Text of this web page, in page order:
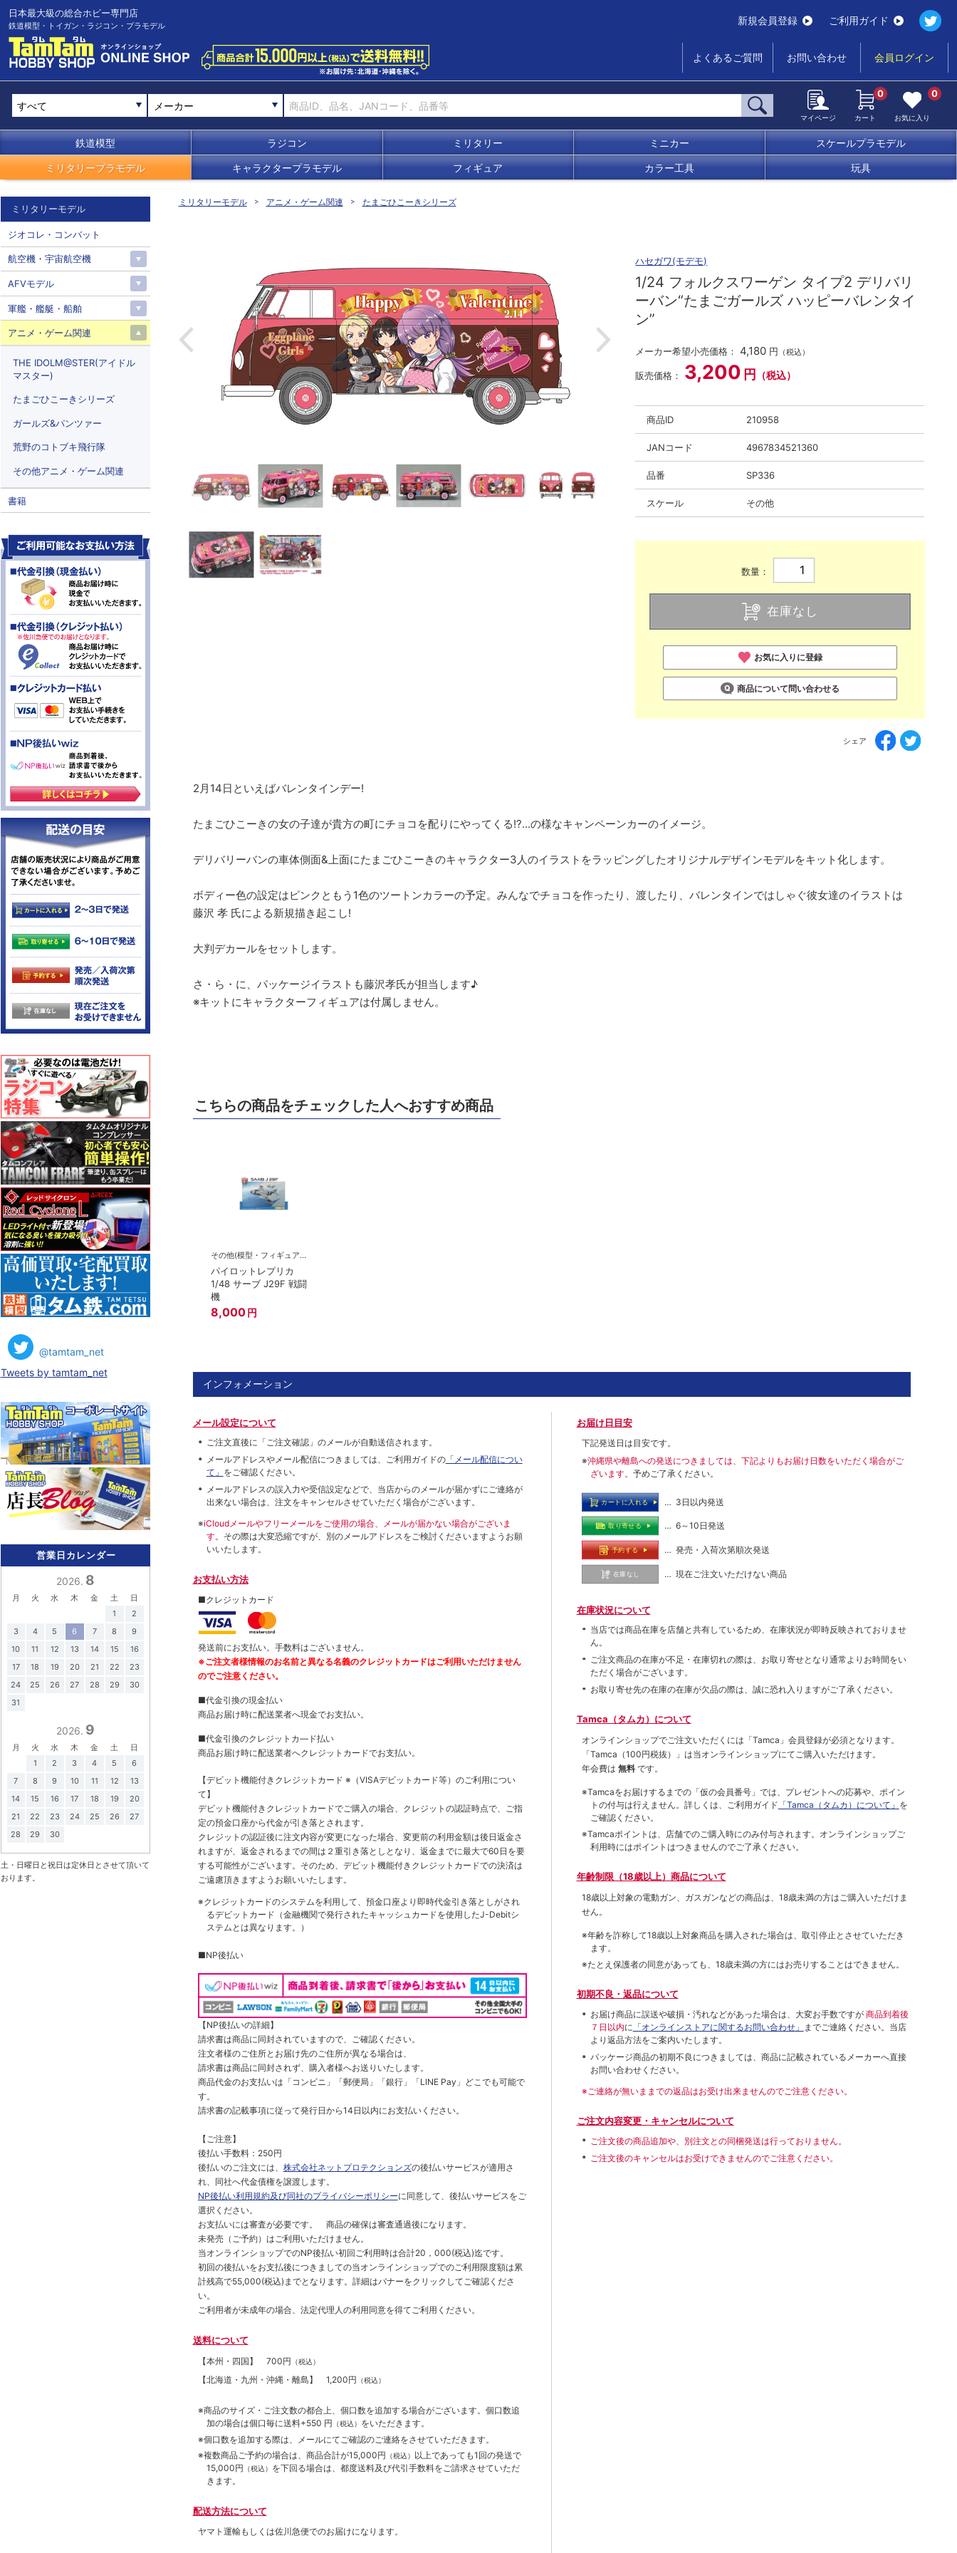
日本最大級の総合ホビー専門店
鉄道模型・トイガン・ラジコン・プラモデル 新規会員登録 ご利用ガイド
よくあるご質問 お問い合わせ 会員ログイン
メーカー
マイページ カート
0
お気に入り
0
鉄道模型 ラジコン ミリタリー ミニカー スケールプラモデル
ミリタリープラモデル キャラクタープラモデル フィギュア カラー工具 玩具
ミリタリーモデル アニメ・ゲーム関連 たまごひこーきシリーズ
ハセガワ(モデモ)
1/24 フォルクスワーゲン タイプ2 デリバリ
ーバン“たまごガールズ ハッピーバレンタイ
ン”
メーカー希望小売価格： 4,180 円 （税込）
販売価格： 3,200 円 （税込）
商品ID 210958
JANコード 4967834521360
品番 SP336
スケール その他
数量：
在庫なし
お気に入りに登録
商品について問い合わせる
シェア
2月14日といえばバレンタインデー!
たまごひこーきの女の子達が貴方の町にチョコを配りにやってくる!?...の様なキャンペーンカーのイメージ。
デリバリーバンの車体側面&上面にたまごひこーきのキャラクター3人のイラストをラッピングしたオリジナルデザインモデルをキット化します。
ボディー色の設定はピンクともう1色のツートンカラーの予定。みんなでチョコを作ったり、渡したり、バレンタインではしゃぐ彼女達のイラストは
藤沢 孝 氏による新規描き起こし!
大判デカールをセットします。
さ・ら・に、パッケージイラストも藤沢孝氏が担当します♪
※キットにキャラクターフィギュアは付属しません。
こちらの商品をチェックした人へおすすめ商品
その他(模型・フィギュア関連)
パイロットレプリカ
1/48 サーブ J29F 戦闘
機
8,000 円
インフォメーション
メール設定について
ご注文直後に「ご注文確認」のメールが自動送信されます。
メールアドレスやメール配信につきましては、ご利用ガイドの「メール配信につい
て」 をご確認ください。
メールアドレスの誤入力や受信設定などで、当店からのメールが届かずにご連絡が
出来ない場合は、注文をキャンセルさせていただく場合がございます。
※iCloudメールやフリーメールをご使用の場合、メールが届かない場合がございま
す。 その際は大変恐縮ですが、別のメールアドレスをご検討くださいますようお願
いいたします。
お支払い方法
■クレジットカード
発送前にお支払い。手数料はございません。
※ご注文者様情報のお名前と異なる名義のクレジットカードはご利用いただけません
のでご注意ください。
■代金引換の現金払い
商品お届け時に配送業者へ現金でお支払い。
■代金引換のクレジットカ―ド払い
商品お届け時に配送業者へクレジットカードでお支払い。
【デビット機能付きクレジットカード ※（VISAデビットカード等） のご利用につい
て】
デビット機能付きクレジットカードでご購入の場合、クレジットの認証時点で、ご指
定の預金口座から代金が引き落とされます。
クレジットの認証後に注文内容が変更になった場合、変更前の利用金額は後日返金さ
れますが、返金されるまでの間は２重引き落としとなり、返金までに最大で60日を要
する可能性がございます。そのため、デビット機能付きクレジットカードでの決済は
ご遠慮頂きますようお願いいたします。
※クレジットカードのシステムを利用して、預金口座より即時代金引き落としがされ
るデビットカード（金融機関で発行されたキャッシュカードを使用したJ-Debitシ
ステムとは異なります。）
■NP後払い
【NP後払いの詳細】
請求書は商品に同封されていますので、ご確認ください。
注文者様のご住所とお届け先のご住所が異なる場合は、
請求書は商品に同封されず、購入者様へお送りいたします。
商品代金のお支払いは「コンビニ」「郵便局」「銀行」「LINE Pay」どこでも可能で
す。
請求書の記載事項に従って発行日から14日以内にお支払いください。
【ご注意】
後払い手数料：250円
後払いのご注文には、 株式会社ネットプロテクションズの後払いサービスが適用さ
れ、同社へ代金債権を譲渡します。
NP後払い利用規約及び同社のプライバシーポリシーに同意して、後払いサービスをご
選択ください。
お支払いには審査が必要です。 商品の確保は審査通過後になります。
未発売（ご予約）はご利用いただけません。
当オンラインショップでのNP後払い初回ご利用時は合計20，000(税込)迄です。
初回の後払いをお支払後につきましての当オンラインショップでのご利用限度額は累
計残高で55,000(税込)までとなります。詳細はバナーをクリックしてご確認くださ
い。
ご利用者が未成年の場合、法定代理人の利用同意を得てご利用ください。
送料について
【本州・四国】 700円 （税込）
【北海道・九州・沖縄・離島】 1,200円 （税込）
※商品のサイズ・ご注文数の都合上、個口数を追加する場合がございます。個口数追
加の場合は個口毎に送料+550 円 （税込） をいただきます。
※個口数を追加する際は、メールにてご確認のご連絡をさせていただきます。
※複数商品ご予約の場合は、商品合計が15,000円 （税込） 以上であっても1回の発送で
15,000円 （税込） を下回る場合は、都度送料及び代引手数料をご請求させていただ
きます。
配送方法について
ヤマト運輸もしくは佐川急便でのお届けになります。
お届け日目安
下記発送日は目安です。
※沖縄県や離島への発送につきましては、下記よりもお届け日数をいただく場合がご
ざいます。 予めご了承ください。
カートに入れる … 3日以内発送
取り寄せる … 6～10日発送
予約する … 発売・入荷次第順次発送
在庫なし … 現在ご注文いただけない商品
在庫状況について
当店では商品在庫を店舗と共有しているため、在庫状況が即時反映されておりませ
ん。
ご注文商品の在庫が不足・在庫切れの際は、お取り寄せとなり通常よりお時間をい
ただく場合がございます。
お取り寄せ先の在庫の在庫が欠品の際は、誠に恐れ入りますがご了承ください。
Tamca（タムカ）について
オンラインショップでご注⽂いただくには「Tamca」会員登録が必須となります。
「Tamca （100円税抜）
」は当オンラインショップにてご購⼊いただけます。
年会費は 無料 です。
※Tamcaをお届けするまでの「仮の会員番号」では、プレゼントへの応募や、ポイン
トの付与は⾏えません。詳しくは、ご利⽤ガイド 「Tamca（タムカ）について」 を
ご確認ください。
※Tamcaポイントは、店舗でのご購⼊時にのみ付与されます。オンラインショップご
利用時にはポイントはつきませんのでご了承ください。
年齢制限（18歳以上）商品について
18歳以上対象の電動ガン、ガスガンなどの商品は、18歳未満の方はご購入いただけま
せん。
※年齢を詐称して18歳以上対象商品を購入された場合は、取引停止とさせていただき
ます。
※たとえ保護者の同意があっても、18歳未満の方にはお売りすることはできません。
初期不良・返品について
お届け商品に誤送や破損・汚れなどがあった場合は、大変お手数ですが 商品到着後
７日以内に 「オンラインストアに関するお問い合わせ」 までご連絡ください。当店
より返品方法をご案内いたします。
パッケージ商品の初期不良につきましては、商品に記載されているメーカーへ直接
お問い合わせください。
※ご連絡が無いままでの返品はお受け出来ませんのでご注意ください。
ご注文内容変更・キャンセルについて
ご注文後の商品追加や、別注文との同梱発送は行っておりません。
ご注文後のキャンセルはお受けできませんのでご注意ください。
ミリタリーモデル
ジオコレ・コンバット
航空機・宇宙航空機
AFVモデル
軍艦・艦艇・船舶
アニメ・ゲーム関連
THE IDOLM@STER(アイドル
マスター)
たまごひこーきシリーズ
ガールズ&パンツァー
荒野のコトブキ飛行隊
その他アニメ・ゲーム関連
書籍
@tamtam_net
Tweets by tamtam_net
営業日カレンダー
2026. 8
月 火 水 木 金 土
日
1
2
3
4 5 6 7 8
9
10
11 12 13 14 15
16
17
18 19 20 21 22
23
24
25 26 27 28 29
30
31
2026. 9
月 火 水 木 金 土
日
1
2 3 4 5
6
7
8 9 10 11 12
13
14
15 16 17 18 19
20
21
22 23 24 25 26
27
28
29 30
土・日曜日と祝日は定休日とさせて頂いて
おります。